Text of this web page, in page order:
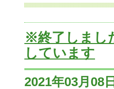
※終了しまし
しています
2021年03月08日